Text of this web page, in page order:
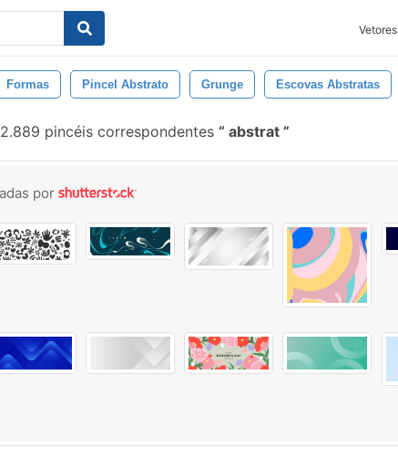
Vetores
Formas Pincel Abstrato Grunge Escovas Abstratas
2.889 pincéis correspondentes abstrat
por